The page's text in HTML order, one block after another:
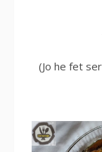
(Jo he fet